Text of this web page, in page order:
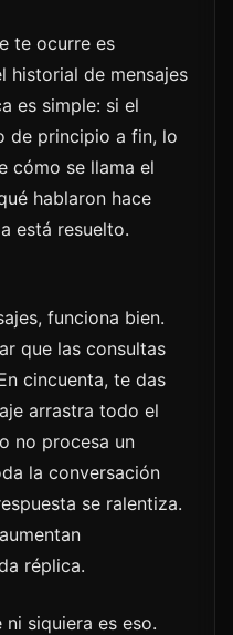
te ocurre es
historial de mensajes
es simple: si el
de principio a fin, lo
cómo se llama el
hablaron hace
está resuelto.
funciona bien.
que las consultas
cincuenta, te das
arrastra todo el
no procesa un
la conversación
se ralentiza.
réplica.
siquiera es eso.